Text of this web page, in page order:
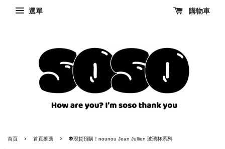
選單 購物車
首頁 › 首頁推薦 › 👽現貨預購！nounou Jean Jullien 玻璃杯系列